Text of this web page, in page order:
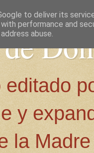
editado
y
la
to deliver its
performance and
abuse.